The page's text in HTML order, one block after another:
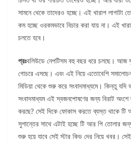
সামনে থেকে তাদেরও হচ্ছে। এই খারাপ লাগাটা
কম হচ্ছে ওরকমভাবে বিচার করা যায় না। এই
চলতে হবে।
প্রঃবলিউডে নেপটিসম বহু বছর ধরে চলছে। আজ
গোচরে এসছে। এবং এই নিয়ে এতোবেশি
মিডিয়া থেকে শুরু করে সংবাদমাধ্যমে। কিন্তু
সংবাদমাধ্যম এই স্বজনপোষণের জন্য বিরাট অংশে
করছে? সেই দিকে ফোকাস করতে ব্যস্ত থাকে
সুশান্তের সাথে এটাই হচ্ছে টি আর পি তোলার
শুরু হয়ে যাবে সেই স্টার কিড দের নিয়ে খবর।